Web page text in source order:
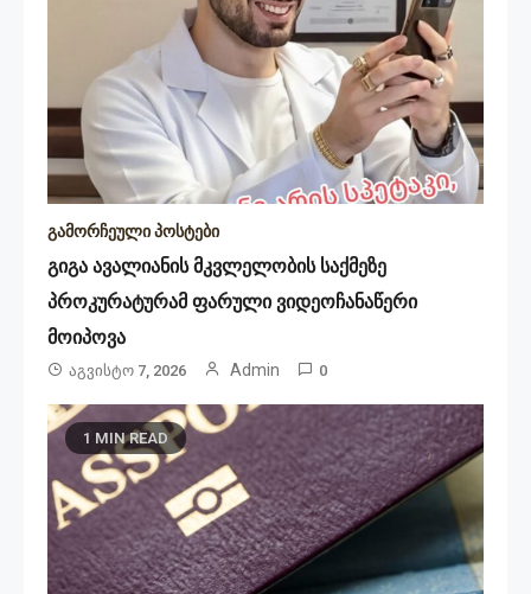
გამორჩეული პოსტები
გიგა ავალიანის მკვლელობის საქმეზე
პროკურატურამ ფარული ვიდეოჩანაწერი
მოიპოვა
Აგვისტო 7, 2026 Admin 0
1 MIN READ